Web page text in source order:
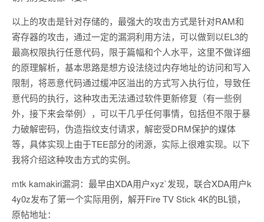
以上的攻击是针对存储的，最强大的攻击方式是针对RAM和
寄存器的攻击，通过一定的漏洞利用方法，可以做到以EL3的
最高权限执行任意代码，限于篇幅和个人水平，这里不做详细
的原理解析，基本思路是想方设法绕过内存地址的访问和写入
限制，将恶意代码通过缓冲区溢出的方式写入执行位，导致任
意代码的执行，这种攻击无法通过软件更新修复（有一些例
外，接下来会举例），可以干几乎任何事情，包括但不限于暴
力破解密码，伪造指纹支付请求，解密受DRM保护的媒体
等，具体实现上由于TEE部分的闭源，实际上很难实现。以下
我将介绍这种攻击方式的实例。
mtk kamakiri漏洞：最早由XDA用户xyz`发现，联合XDA用户k
4y0z发布了第一个实际用例，解开Fire TV Stick 4K的BL锁，
原帖地址：